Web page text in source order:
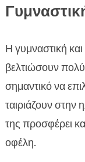
Η γυμναστική
βελτιώσουν
σημαντικό να
ταιριάζουν στην
της προσφέρει
οφέλη.